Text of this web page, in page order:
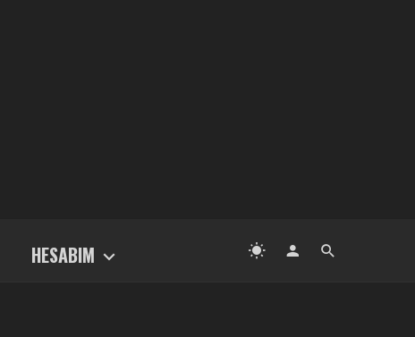
HESABIM